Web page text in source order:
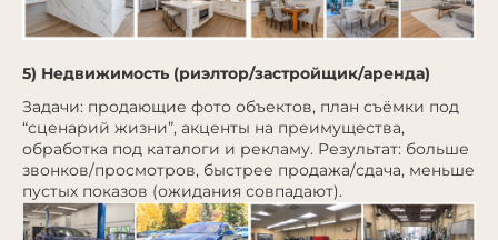
5) Недвижимость (риэлтор/застройщик/аренда)
Задачи: продающие фото объектов, план съёмки под
“сценарий жизни”, акценты на преимущества,
обработка под каталоги и рекламу. Результат: больше
звонков/просмотров, быстрее продажа/сдача, меньше
пустых показов (ожидания совпадают).